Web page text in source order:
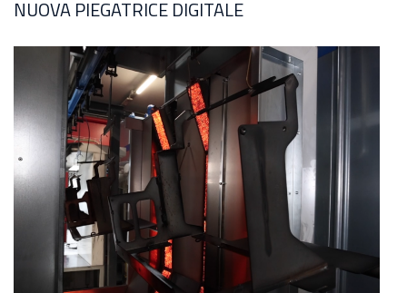
NUOVA PIEGATRICE DIGITALE